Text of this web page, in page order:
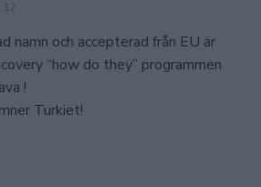
namn och accepterad från EU är
“how do they” programmen
!
Turkiet!